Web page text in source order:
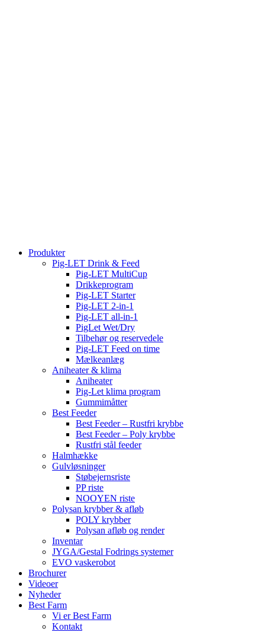
Produkter
Pig-LET Drink & Feed
Pig-LET MultiCup
Drikkeprogram
Pig-LET Starter
Pig-LET 2-in-1
Pig-LET all-in-1
PigLet Wet/Dry
Tilbehør og reservedele
Pig-LET Feed on time
Mælkeanlæg
Aniheater & klima
Aniheater
Pig-Let klima program
Gummimåtter
Best Feeder
Best Feeder – Rustfri krybbe
Best Feeder – Poly krybbe
Rustfri stål feeder
Halmhække
Gulvløsninger
Støbejernsriste
PP riste
NOOYEN riste
Polysan krybber & afløb
POLY krybber
Polysan afløb og render
Inventar
JYGA/Gestal Fodrings systemer
EVO vaskerobot
Brochurer
Videoer
Nyheder
Best Farm
Vi er Best Farm
Kontakt